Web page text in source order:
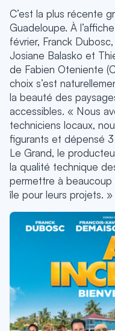
C’est la plus récente
Guadeloupe. À
février, Franck
Josiane Balasko et
de Fabien Oteniente
choix s’est
la beauté des
accessibles. « Nous
techniciens locaux,
figurants et dépensé 3
Le Grand, le
la qualité technique
permettre à
île pour leurs projets. »